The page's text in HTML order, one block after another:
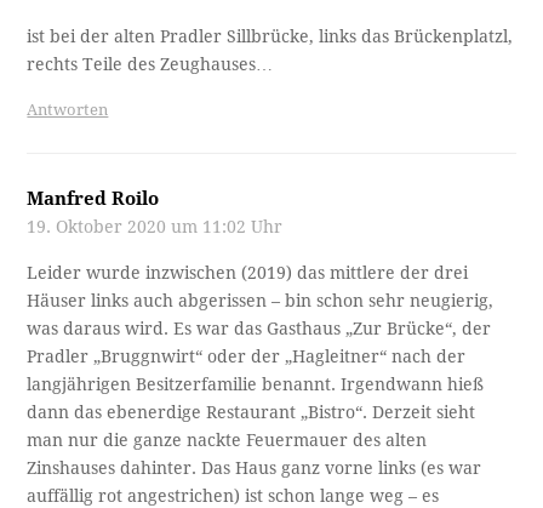
ist bei der alten Pradler Sillbrücke, links das Brückenplatzl,
rechts Teile des Zeughauses…
Antworten
Manfred Roilo
19. Oktober 2020 um 11:02 Uhr
Leider wurde inzwischen (2019) das mittlere der drei
Häuser links auch abgerissen – bin schon sehr neugierig,
was daraus wird. Es war das Gasthaus „Zur Brücke“, der
Pradler „Bruggnwirt“ oder der „Hagleitner“ nach der
langjährigen Besitzerfamilie benannt. Irgendwann hieß
dann das ebenerdige Restaurant „Bistro“. Derzeit sieht
man nur die ganze nackte Feuermauer des alten
Zinshauses dahinter. Das Haus ganz vorne links (es war
auffällig rot angestrichen) ist schon lange weg – es